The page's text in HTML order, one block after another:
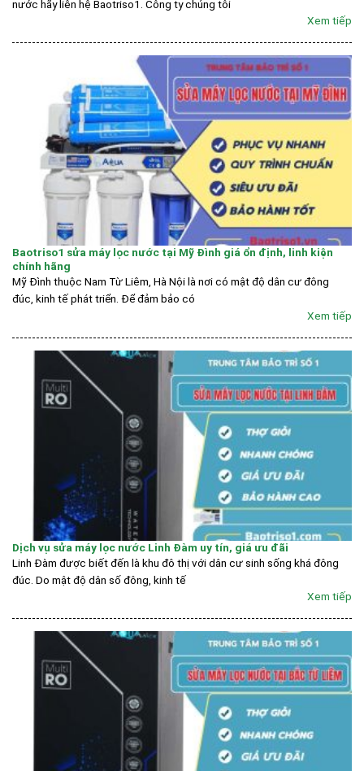
nước hãy liên hệ Baotriso1. Công ty chúng tôi
Xem tiếp
Baotriso1 sửa máy lọc nước tại Mỹ Đình giá ổn định, linh kiện
chính hãng
Mỹ Đình thuộc Nam Từ Liêm, Hà Nội là nơi có mật độ dân cư đông
đúc, kinh tế phát triển. Để đảm bảo có
Xem tiếp
Dịch vụ sửa máy lọc nước Linh Đàm uy tín, giá ưu đãi
Linh Đàm được biết đến là khu đô thị với dân cư sinh sống khá đông
đúc. Do mật độ dân số đông, kinh tế
Xem tiếp